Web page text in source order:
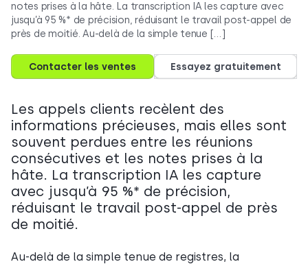
notes prises à la hâte. La transcription IA les capture avec
jusqu’à 95 %* de précision, réduisant le travail post-appel de
près de moitié. Au-delà de la simple tenue […]
Contacter les ventes Essayez gratuitement
Les appels clients recèlent des
informations précieuses, mais elles sont
souvent perdues entre les réunions
consécutives et les notes prises à la
hâte. La transcription IA les capture
avec jusqu’à 95 %* de précision,
réduisant le travail post-appel de près
de moitié.
Au-delà de la simple tenue de registres, la